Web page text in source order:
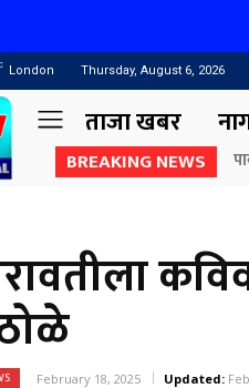
London Thursday, August 6, 2026
ताजा खबर
BREAKING NEWS
February 18, 2025 Updated: